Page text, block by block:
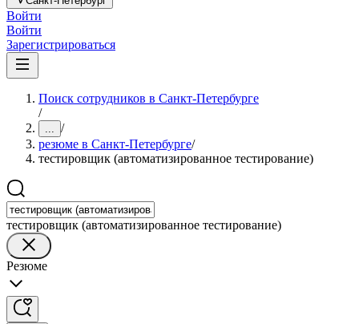
Войти
Войти
Зарегистрироваться
Поиск сотрудников в Санкт-Петербурге
/
... /
резюме в Санкт-Петербурге/
тестировщик (автоматизированное тестирование)
тестировщик (автоматизированное тестирование)
Резюме